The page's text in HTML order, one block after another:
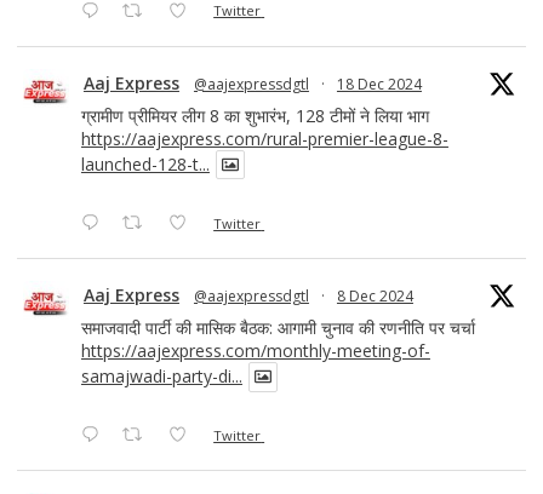
Twitter
Aaj Express @aajexpressdgtl · 18 Dec 2024
ग्रामीण प्रीमियर लीग 8 का शुभारंभ, 128 टीमों ने लिया भाग
https://aajexpress.com/rural-premier-league-8-
launched-128-t...
Twitter
Aaj Express @aajexpressdgtl · 8 Dec 2024
समाजवादी पार्टी की मासिक बैठक: आगामी चुनाव की रणनीति पर चर्चा
https://aajexpress.com/monthly-meeting-of-
samajwadi-party-di...
Twitter